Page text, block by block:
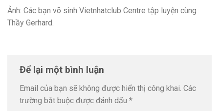
Ảnh: Các bạn võ sinh Vietnhatclub Centre tập luyện cùng
Thầy Gerhard.
Để lại một bình luận
Email của bạn sẽ không được hiển thị công khai. Các
trường bắt buộc được đánh dấu *